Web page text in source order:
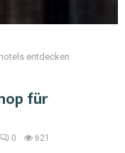
entdecken
für
0 621